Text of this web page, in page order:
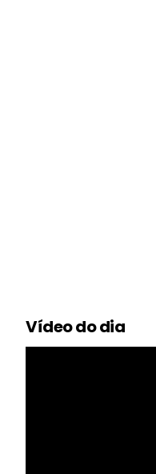
Vídeo do dia